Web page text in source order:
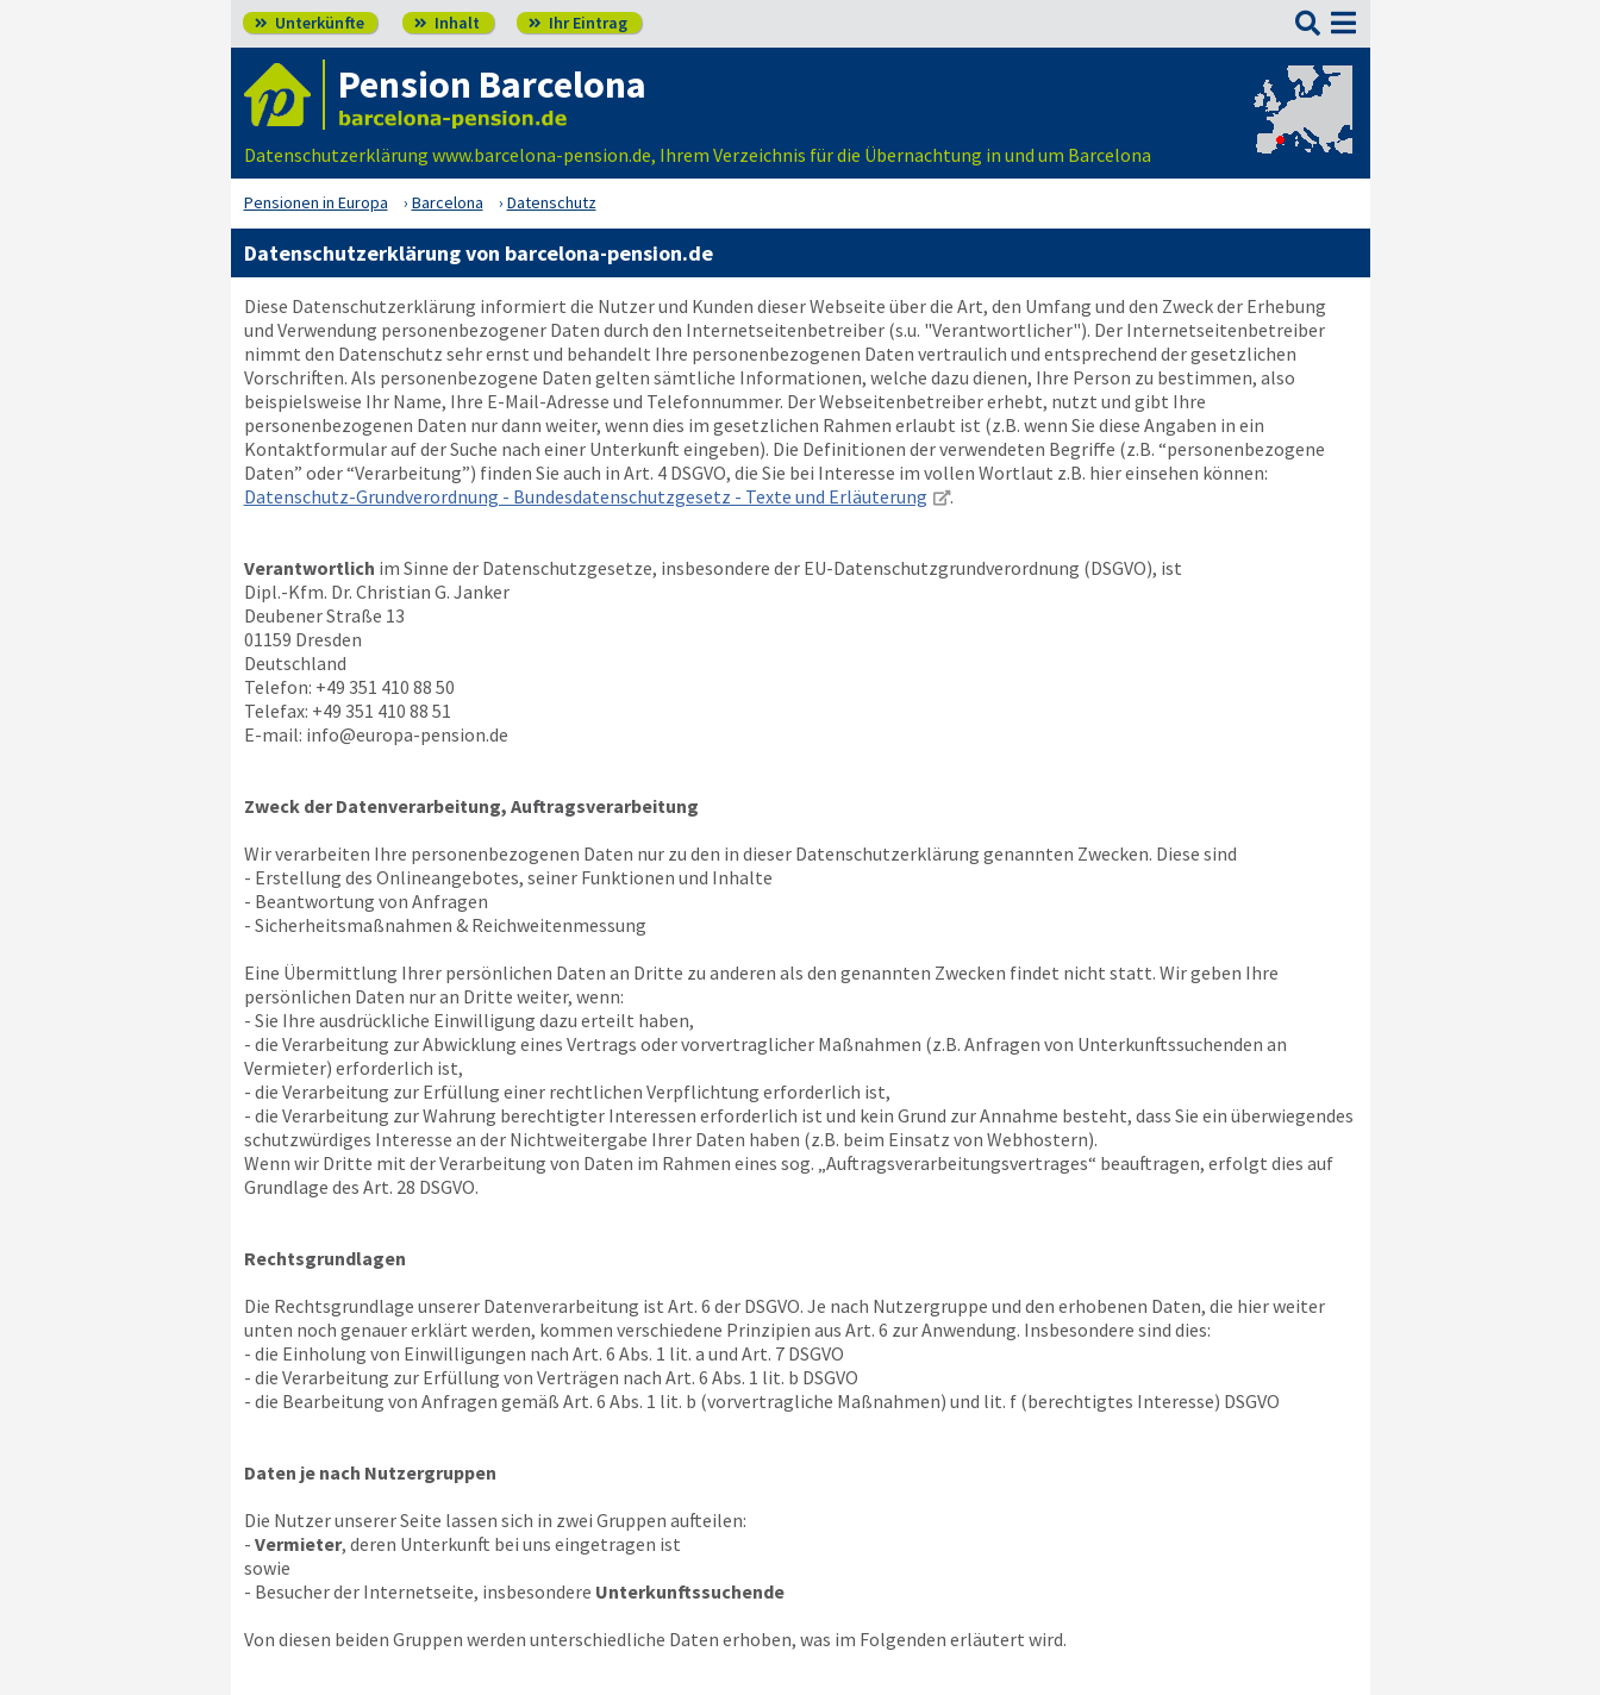
 Unterkünfte  Inhalt  Ihr Eintrag 
Pension Barcelona
Datenschutzerklärung www.barcelona-pension.de, Ihrem Verzeichnis für die Übernachtung in und um Barcelona
Pensionen in Europa Barcelona Datenschutz
Datenschutzerklärung von barcelona-pension.de
Diese Datenschutzerklärung informiert die Nutzer und Kunden dieser Webseite über die Art, den Umfang und den Zweck der Erhebung
und Verwendung personenbezogener Daten durch den Internetseitenbetreiber (s.u. "Verantwortlicher"). Der Internetseitenbetreiber
nimmt den Datenschutz sehr ernst und behandelt Ihre personenbezogenen Daten vertraulich und entsprechend der gesetzlichen
Vorschriften. Als personenbezogene Daten gelten sämtliche Informationen, welche dazu dienen, Ihre Person zu bestimmen, also
beispielsweise Ihr Name, Ihre E-Mail-Adresse und Telefonnummer. Der Webseitenbetreiber erhebt, nutzt und gibt Ihre
personenbezogenen Daten nur dann weiter, wenn dies im gesetzlichen Rahmen erlaubt ist (z.B. wenn Sie diese Angaben in ein
Kontaktformular auf der Suche nach einer Unterkunft eingeben). Die Definitionen der verwendeten Begriffe (z.B. “personenbezogene
Daten” oder “Verarbeitung”) finden Sie auch in Art. 4 DSGVO, die Sie bei Interesse im vollen Wortlaut z.B. hier einsehen können:
Datenschutz-Grundverordnung - Bundesdatenschutzgesetz - Texte und Erläuterung
.
Verantwortlich im Sinne der Datenschutzgesetze, insbesondere der EU-Datenschutzgrundverordnung (DSGVO), ist
Dipl.-Kfm. Dr. Christian G. Janker
Deubener Straße 13
01159 Dresden
Deutschland
Telefon: +49 351 410 88 50
Telefax: +49 351 410 88 51
E-mail: info@europa-pension.de
Zweck der Datenverarbeitung, Auftragsverarbeitung
Wir verarbeiten Ihre personenbezogenen Daten nur zu den in dieser Datenschutzerklärung genannten Zwecken. Diese sind
- Erstellung des Onlineangebotes, seiner Funktionen und Inhalte
- Beantwortung von Anfragen
- Sicherheitsmaßnahmen & Reichweitenmessung
Eine Übermittlung Ihrer persönlichen Daten an Dritte zu anderen als den genannten Zwecken findet nicht statt. Wir geben Ihre
persönlichen Daten nur an Dritte weiter, wenn:
- Sie Ihre ausdrückliche Einwilligung dazu erteilt haben,
- die Verarbeitung zur Abwicklung eines Vertrags oder vorvertraglicher Maßnahmen (z.B. Anfragen von Unterkunftssuchenden an
Vermieter) erforderlich ist,
- die Verarbeitung zur Erfüllung einer rechtlichen Verpflichtung erforderlich ist,
- die Verarbeitung zur Wahrung berechtigter Interessen erforderlich ist und kein Grund zur Annahme besteht, dass Sie ein überwiegendes
schutzwürdiges Interesse an der Nichtweitergabe Ihrer Daten haben (z.B. beim Einsatz von Webhostern).
Wenn wir Dritte mit der Verarbeitung von Daten im Rahmen eines sog. „Auftragsverarbeitungsvertrages“ beauftragen, erfolgt dies auf
Grundlage des Art. 28 DSGVO.
Rechtsgrundlagen
Die Rechtsgrundlage unserer Datenverarbeitung ist Art. 6 der DSGVO. Je nach Nutzergruppe und den erhobenen Daten, die hier weiter
unten noch genauer erklärt werden, kommen verschiedene Prinzipien aus Art. 6 zur Anwendung. Insbesondere sind dies:
- die Einholung von Einwilligungen nach Art. 6 Abs. 1 lit. a und Art. 7 DSGVO
- die Verarbeitung zur Erfüllung von Verträgen nach Art. 6 Abs. 1 lit. b DSGVO
- die Bearbeitung von Anfragen gemäß Art. 6 Abs. 1 lit. b (vorvertragliche Maßnahmen) und lit. f (berechtigtes Interesse) DSGVO
Daten je nach Nutzergruppen
Die Nutzer unserer Seite lassen sich in zwei Gruppen aufteilen:
- Vermieter, deren Unterkunft bei uns eingetragen ist
sowie
- Besucher der Internetseite, insbesondere Unterkunftssuchende
Von diesen beiden Gruppen werden unterschiedliche Daten erhoben, was im Folgenden erläutert wird.